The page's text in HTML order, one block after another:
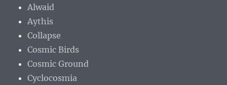
Alwaid
Aythis
Collapse
Cosmic Birds
Cosmic Ground
Cyclocosmia